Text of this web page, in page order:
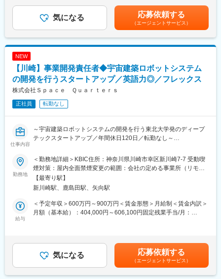
■当社について：
当社は、「宇宙建築技術を確立し、人類の宇宙開発を加速させ
る」ことをミッションに掲げ、独自開発した電子ビーム溶接機と
「宇宙空間で組み立てる」という革新的なアプローチで、人類が
宇宙を生活圏とする世界の実現を目指しています。
でも目安の金額であり、選考を通じて上下する可能性がありま
す。月給(月額)は固定手当を含めた表記です。
気になる 応募依頼する
（エージェントサービス）
NEW
【川崎】事業開発責任者◆宇宙建築ロボットシステム
の開発を行うスタートアップ／英語力◎／フレックス
株式会社Ｓｐａｃｅ Ｑｕａｒｔｅｒｓ
正社員 転勤なし
仕事内容
～宇宙建築ロボットシステムの開発を行う東北大学発のディープ
テックスタートアップ／年間休日120日／転勤なし～
■業務概要：
当社の事業開発責任者として、大型通信衛星、月面向けプロダク
ト、ステーションモジュール利用等のいずれかの事業開発リーダ
ーを担っていただきます。
■業務詳細：
◇経営陣や各部門と連携しながら、以下のようなテーマに取り組
・事業戦略の策定から実行までの一貫した推進
・顧客候補先との仕様すり合わせ・提案活動
勤務地
＜勤務地詳細＞KBIC住所：神奈川県川崎市幸区新川崎7-7 受動喫
煙対策：屋内全面禁煙変更の範囲：会社の定める事業所（リモー
トワーク含む）
【最寄り駅】
新川崎駅、鹿島田駅、矢向駅
給与
＜予定年収＞600万円～900万円＜賃金形態＞月給制＜賃金内訳＞
月額（基本給）：404,000円～606,100円固定残業手当/月：
でも目安の金額であり、選考を通じて上下する可能性がありま
す。月給(月額)は固定手当を含めた表記です。
気になる 応募依頼する
（エージェントサービス）